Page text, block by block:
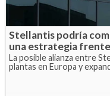
Stellantis podría
una estrategia
La posible alianza entre
plantas en Europa y